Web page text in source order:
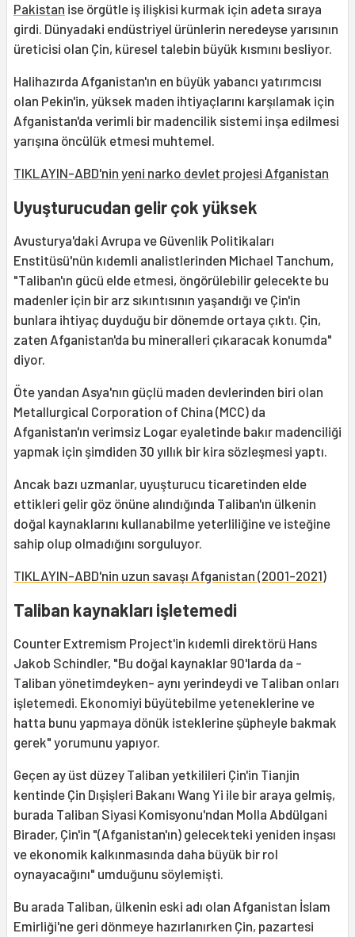
Pakistan ise örgütle iş ilişkisi kurmak için adeta sıraya
girdi. Dünyadaki endüstriyel ürünlerin neredeyse yarısının
üreticisi olan Çin, küresel talebin büyük kısmını besliyor.
Halihazırda Afganistan'ın en büyük yabancı yatırımcısı
olan Pekin'in, yüksek maden ihtiyaçlarını karşılamak için
Afganistan'da verimli bir madencilik sistemi inşa edilmesi
yarışına öncülük etmesi muhtemel.
TIKLAYIN-ABD'nin yeni narko devlet projesi Afganistan
Uyuşturucudan gelir çok yüksek
Avusturya'daki Avrupa ve Güvenlik Politikaları
Enstitüsü'nün kıdemli analistlerinden Michael Tanchum,
"Taliban'ın gücü elde etmesi, öngörülebilir gelecekte bu
madenler için bir arz sıkıntısının yaşandığı ve Çin'in
bunlara ihtiyaç duyduğu bir dönemde ortaya çıktı. Çin,
zaten Afganistan'da bu mineralleri çıkaracak konumda"
diyor.
Öte yandan Asya'nın güçlü maden devlerinden biri olan
Metallurgical Corporation of China (MCC) da
Afganistan'ın verimsiz Logar eyaletinde bakır madenciliği
yapmak için şimdiden 30 yıllık bir kira sözleşmesi yaptı.
Ancak bazı uzmanlar, uyuşturucu ticaretinden elde
ettikleri gelir göz önüne alındığında Taliban'ın ülkenin
doğal kaynaklarını kullanabilme yeterliliğine ve isteğine
sahip olup olmadığını sorguluyor.
TIKLAYIN-ABD'nin uzun savaşı Afganistan (2001-2021)
Taliban kaynakları işletemedi
Counter Extremism Project'in kıdemli direktörü Hans
Jakob Schindler, "Bu doğal kaynaklar 90'larda da -
Taliban yönetimdeyken- aynı yerindeydi ve Taliban onları
işletemedi. Ekonomiyi büyütebilme yeteneklerine ve
hatta bunu yapmaya dönük isteklerine şüpheyle bakmak
gerek" yorumunu yapıyor.
Geçen ay üst düzey Taliban yetkilileri Çin'in Tianjin
kentinde Çin Dışişleri Bakanı Wang Yi ile bir araya gelmiş,
burada Taliban Siyasi Komisyonu'ndan Molla Abdülgani
Birader, Çin'in "(Afganistan'ın) gelecekteki yeniden inşası
ve ekonomik kalkınmasında daha büyük bir rol
oynayacağını" umduğunu söylemişti.
Bu arada Taliban, ülkenin eski adı olan Afganistan İslam
Emirliği'ne geri dönmeye hazırlanırken Çin, pazartesi